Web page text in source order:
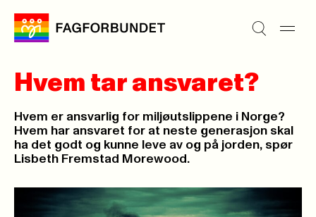
Hvem tar ansvaret?
Hvem er ansvarlig for miljøutslippene i Norge?
Hvem har ansvaret for at neste generasjon skal
ha det godt og kunne leve av og på jorden, spør
Lisbeth Fremstad Morewood.